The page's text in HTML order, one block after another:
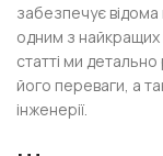
забезпечує відома
одним з найкращих
статті ми
його переваги, а
інженерії.